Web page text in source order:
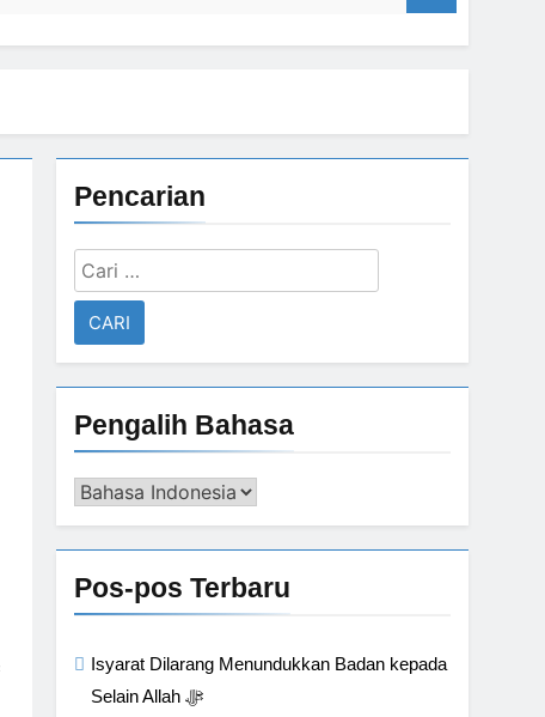
Pencarian
Cari
untuk:
Pengalih Bahasa
Pengalih
Bahasa
Pos-pos Terbaru
Isyarat Dilarang Menundukkan Badan kepada
Selain Allah ﷻ